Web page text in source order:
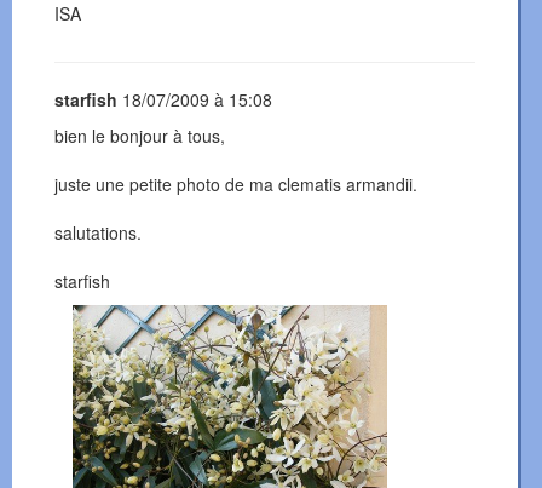
ISA
starfish 18/07/2009 à 15:08
bien le bonjour à tous,
juste une petite photo de ma clematis armandii.
salutations.
starfish